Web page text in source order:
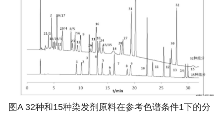
图A 32种和15种染发剂原料在参考色谱条件1下的分